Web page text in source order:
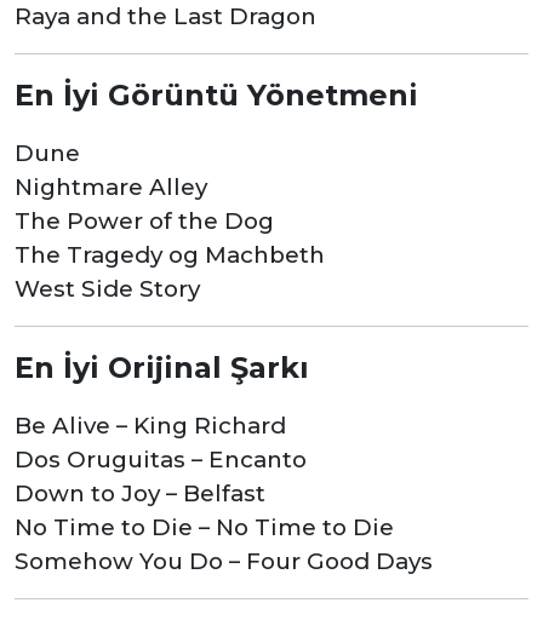
Raya and the Last Dragon
En İyi Görüntü Yönetmeni
Dune
Nightmare Alley
The Power of the Dog
The Tragedy og Machbeth
West Side Story
En İyi Orijinal Şarkı
Be Alive – King Richard
Dos Oruguitas – Encanto
Down to Joy – Belfast
No Time to Die – No Time to Die
Somehow You Do – Four Good Days